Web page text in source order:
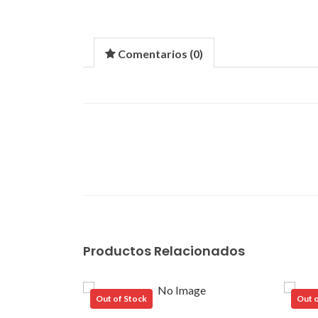
Comentarios (0)
Productos Relacionados
Out of Stock Out